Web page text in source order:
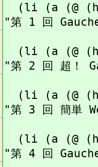
(li (a (@
"第 1 回
(li (a (@
"第 2 回 超！
(li (a (@
"第 3 回 簡単
(li (a (@
"第 4 回